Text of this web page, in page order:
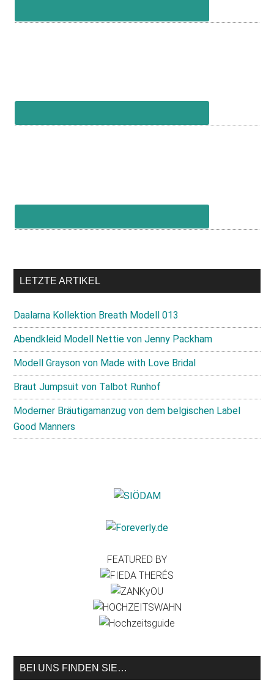
LETZTE ARTIKEL
Daalarna Kollektion Breath Modell 013
Abendkleid Modell Nettie von Jenny Packham
Modell Grayson von Made with Love Bridal
Braut Jumpsuit von Talbot Runhof
Moderner Bräutigamanzug von dem belgischen Label
Good Manners
FEATURED BY
BEI UNS FINDEN SIE…